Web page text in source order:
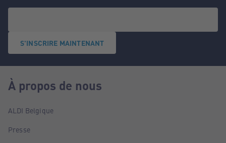
S'INSCRIRE MAINTENANT
À propos de nous
ALDI Belgique
Presse